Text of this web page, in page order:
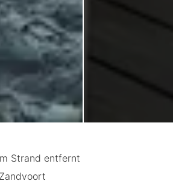
Strand entfernt